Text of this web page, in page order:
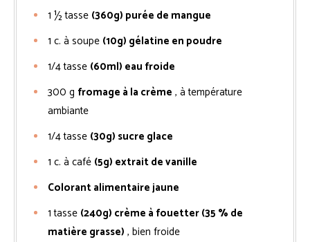
1 ½tasse (360g) purée de mangue
1 c. à soupe (10g) gélatine en poudre
1/4tasse (60ml) eau froide
300 g fromage à la crème , à température
ambiante
1/4tasse (30g) sucre glace
1 c. à café (5g) extrait de vanille
Colorant alimentaire jaune
1 tasse (240g) crème à fouetter (35 % de
matière grasse) , bien froide